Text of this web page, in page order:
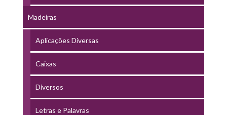
Madeiras
Aplicações Diversas
Caixas
Diversos
Letras e Palavras